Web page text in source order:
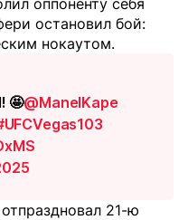
оппоненту себя
остановил бой:
нокаутом.
🤩@ManelKape
21-ю